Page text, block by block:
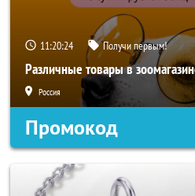
11:20:22 Получи первым!
Различные товары в
Россия
Промокод